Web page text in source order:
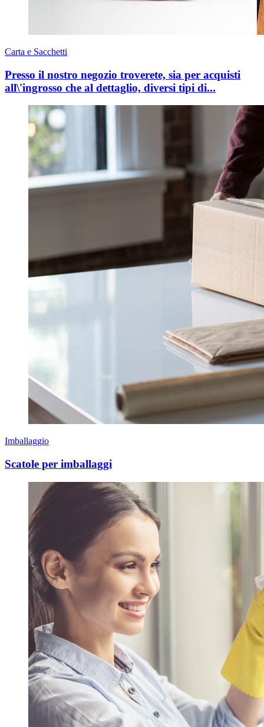
Carta e Sacchetti
Presso il nostro negozio troverete, sia per acquisti
all\'ingrosso che al dettaglio, diversi tipi di...
Imballaggio
Scatole per imballaggi